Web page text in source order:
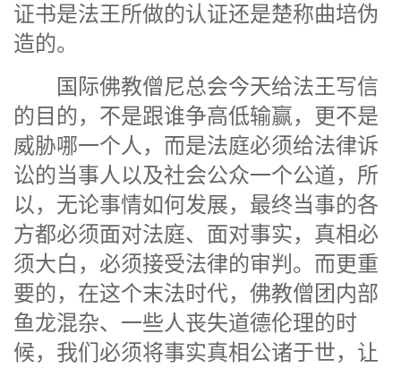
证书是法王所做的认证还是楚称曲培伪
造的。
国际佛教僧尼总会今天给法王写信
的目的，不是跟谁争高低输赢，更不是
威胁哪一个人，而是法庭必须给法律诉
讼的当事人以及社会公众一个公道，所
以，无论事情如何发展，最终当事的各
方都必须面对法庭、面对事实，真相必
须大白，必须接受法律的审判。而更重
要的，在这个末法时代，佛教僧团内部
鱼龙混杂、一些人丧失道德伦理的时
候，我们必须将事实真相公诸于世，让